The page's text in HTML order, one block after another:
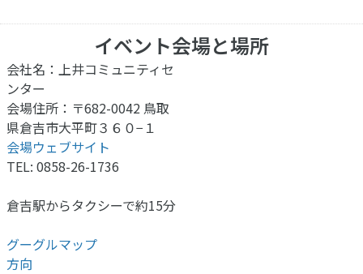
イベント会場と場所
会社名：上井コミュニティセ
ンター
会場住所：〒682-0042 鳥取
県倉吉市大平町３６０−１
会場ウェブサイト
TEL: 0858-26-1736
倉吉駅からタクシーで約15分
グーグルマップ
方向